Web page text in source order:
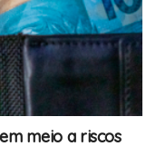
meio a riscos